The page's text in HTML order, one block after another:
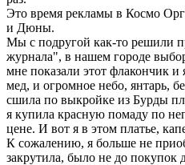
Это время рекламы в Космо
и Дюны.
Мы с подругой как-то решили
журнала", в нашем городе
мне показали этот флакончик
мед, и огромное небо, янтарь,
сшила по выкройке из Бурды
я купила красную помаду по
цене. И вот я в этом платье,
К сожалению, я больше не
закрутила, было не до покупок